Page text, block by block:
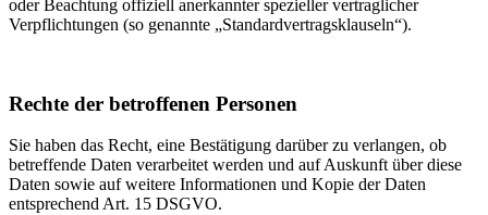
oder Beachtung offiziell anerkannter spezieller vertraglicher
Verpflichtungen (so genannte „Standardvertragsklauseln“).
Rechte der betroffenen Personen
Sie haben das Recht, eine Bestätigung darüber zu verlangen, ob
betreffende Daten verarbeitet werden und auf Auskunft über diese
Daten sowie auf weitere Informationen und Kopie der Daten
entsprechend Art. 15 DSGVO.